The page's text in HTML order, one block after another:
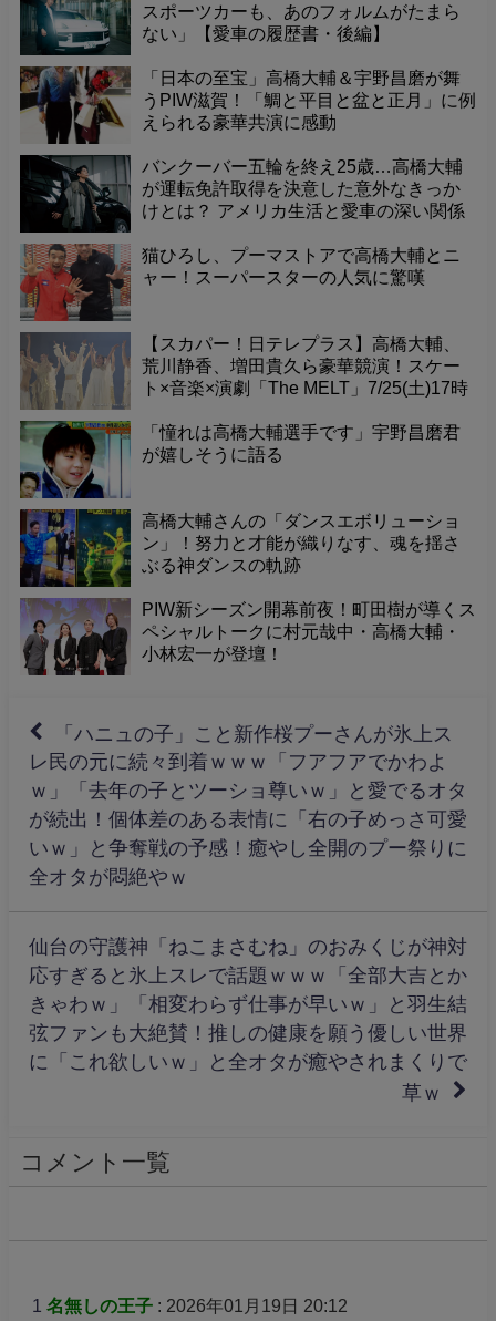
スポーツカーも、あのフォルムがたまら
ない」【愛車の履歴書・後編】
「日本の至宝」高橋大輔＆宇野昌磨が舞
うPIW滋賀！「鯛と平目と盆と正月」に例
えられる豪華共演に感動
バンクーバー五輪を終え25歳…高橋大輔
が運転免許取得を決意した意外なきっか
けとは？ アメリカ生活と愛車の深い関係
猫ひろし、プーマストアで高橋大輔とニ
ャー！スーパースターの人気に驚嘆
【スカパー！日テレプラス】高橋大輔、
荒川静香、増田貴久ら豪華競演！スケー
ト×音楽×演劇「The MELT」7/25(土)17時
「憧れは高橋大輔選手です」宇野昌磨君
が嬉しそうに語る
高橋大輔さんの「ダンスエボリューショ
ン」！努力と才能が織りなす、魂を揺さ
ぶる神ダンスの軌跡
PIW新シーズン開幕前夜！町田樹が導くス
ペシャルトークに村元哉中・高橋大輔・
小林宏一が登壇！
「ハニュの子」こと新作桜プーさんが氷上ス
レ民の元に続々到着ｗｗｗ「フアフアでかわよ
ｗ」「去年の子とツーショ尊いｗ」と愛でるオタ
が続出！個体差のある表情に「右の子めっさ可愛
いｗ」と争奪戦の予感！癒やし全開のプー祭りに
全オタが悶絶やｗ
仙台の守護神「ねこまさむね」のおみくじが神対
応すぎると氷上スレで話題ｗｗｗ「全部大吉とか
きゃわｗ」「相変わらず仕事が早いｗ」と羽生結
弦ファンも大絶賛！推しの健康を願う優しい世界
に「これ欲しいｗ」と全オタが癒やされまくりで
草ｗ
コメント一覧
1 名無しの王子: 2026年01月19日 20:12